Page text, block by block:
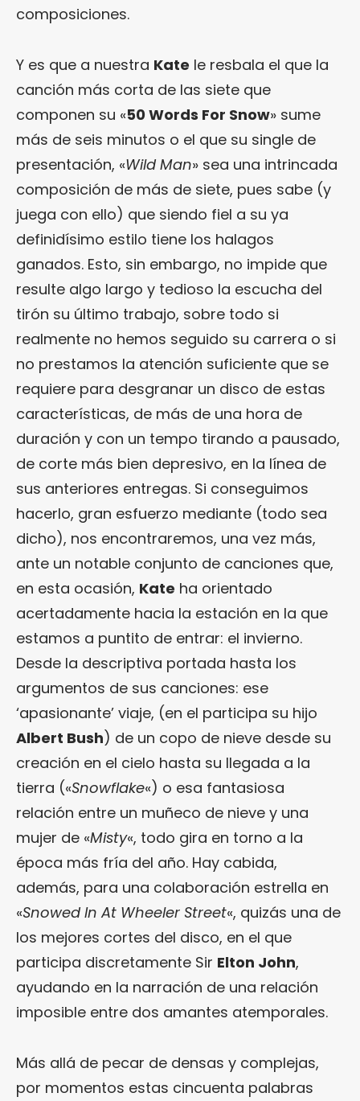
composiciones.
Y es que a nuestra Kate le resbala el que la
canción más corta de las siete que
componen su «50 Words For Snow» sume
más de seis minutos o el que su single de
presentación, «Wild Man» sea una intrincada
composición de más de siete, pues sabe (y
juega con ello) que siendo fiel a su ya
definidísimo estilo tiene los halagos
ganados. Esto, sin embargo, no impide que
resulte algo largo y tedioso la escucha del
tirón su último trabajo, sobre todo si
realmente no hemos seguido su carrera o si
no prestamos la atención suficiente que se
requiere para desgranar un disco de estas
características, de más de una hora de
duración y con un tempo tirando a pausado,
de corte más bien depresivo, en la línea de
sus anteriores entregas. Si conseguimos
hacerlo, gran esfuerzo mediante (todo sea
dicho), nos encontraremos, una vez más,
ante un notable conjunto de canciones que,
en esta ocasión, Kate ha orientado
acertadamente hacia la estación en la que
estamos a puntito de entrar: el invierno.
Desde la descriptiva portada hasta los
argumentos de sus canciones: ese
‘apasionante’ viaje, (en el participa su hijo
Albert Bush) de un copo de nieve desde su
creación en el cielo hasta su llegada a la
tierra («Snowflake«) o esa fantasiosa
relación entre un muñeco de nieve y una
mujer de «Misty«, todo gira en torno a la
época más fría del año. Hay cabida,
además, para una colaboración estrella en
«Snowed In At Wheeler Street«, quizás una de
los mejores cortes del disco, en el que
participa discretamente Sir Elton John,
ayudando en la narración de una relación
imposible entre dos amantes atemporales.
Más allá de pecar de densas y complejas,
por momentos estas cincuenta palabras